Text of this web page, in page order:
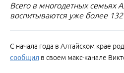
Всего в многодетных семьях
воспитываются уже более
С начала года в Алтайском крае
сообщил в своем макс-канале